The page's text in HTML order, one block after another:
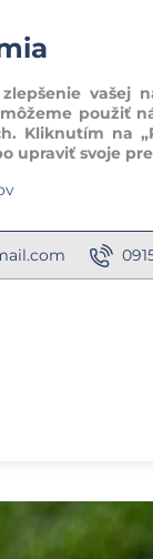
zlepšenie
použiť
Kliknutím na
upraviť svoje